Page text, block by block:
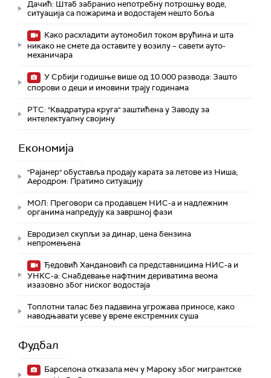
Дачић: Штаб забранио непотребну потрошњу воде,
ситуација са пожарима и водостајем нешто боља
Како расхладити аутомобил током врућина и шта
никако не смете да оставите у возилу – савети ауто-
механичара
У Србији годишње више од 10.000 развода: Зашто
спорови о деци и имовини трају годинама
РТС: "Квадратура круга" заштићена у Заводу за
интелектуалну својину
Економија
"Рајанер" обуставља продају карата за летове из Ниша;
Аеродром: Пратимо ситуацију
МОЛ: Преговори са продавцем НИС-а и надлежним
органима напредују ка завршној фази
Евродизел скупљи за динар, цена бензина
непромењена
Ђедовић Хандановић са представницима НИС-а и
УНКС-а: Снабдевање нафтним дериватима веома
изазовно због ниског водостаја
Топлотни талас без падавина угрожава приносе, како
наводњавати усеве у време екстремних суша
Фудбал
Барселона отказала меч у Мароку због мигрантске